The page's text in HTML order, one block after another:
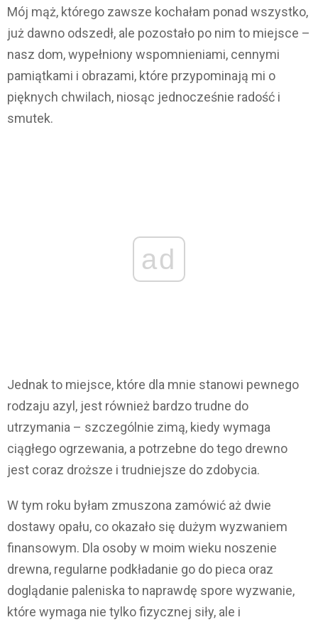
Mój mąż, którego zawsze kochałam ponad wszystko,
już dawno odszedł, ale pozostało po nim to miejsce –
nasz dom, wypełniony wspomnieniami, cennymi
pamiątkami i obrazami, które przypominają mi o
pięknych chwilach, niosąc jednocześnie radość i
smutek.
ad
Jednak to miejsce, które dla mnie stanowi pewnego
rodzaju azyl, jest również bardzo trudne do
utrzymania – szczególnie zimą, kiedy wymaga
ciągłego ogrzewania, a potrzebne do tego drewno
jest coraz droższe i trudniejsze do zdobycia.
W tym roku byłam zmuszona zamówić aż dwie
dostawy opału, co okazało się dużym wyzwaniem
finansowym. Dla osoby w moim wieku noszenie
drewna, regularne podkładanie go do pieca oraz
doglądanie paleniska to naprawdę spore wyzwanie,
które wymaga nie tylko fizycznej siły, ale i